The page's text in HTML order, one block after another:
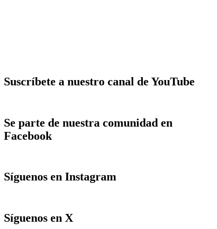
Suscríbete a nuestro canal de YouTube
Se parte de nuestra comunidad en
Facebook
Síguenos en Instagram
Síguenos en X